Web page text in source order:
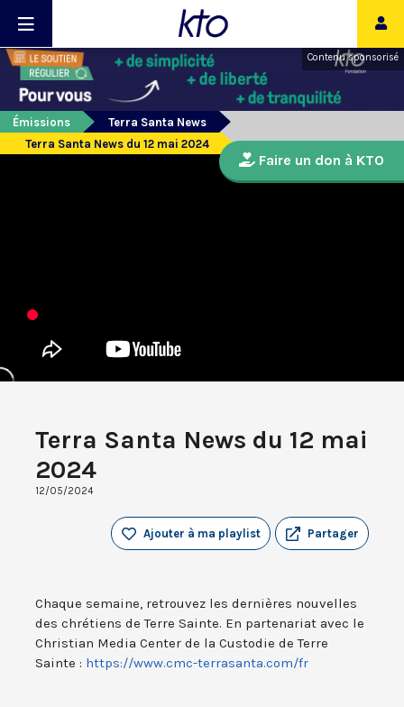
Contenu sponsorisé
Émissions
Terra Santa News
Terra Santa News du 12 mai 2024
Terra Santa News du 12 mai
2024
12/05/2024
Partager
Ajouter à ma playlist
Chaque semaine, retrouvez les dernières nouvelles
des chrétiens de Terre Sainte. En partenariat avec le
Christian Media Center de la Custodie de Terre
Sainte : https://www.cmc-terrasanta.com/fr
Faire un don à KTO